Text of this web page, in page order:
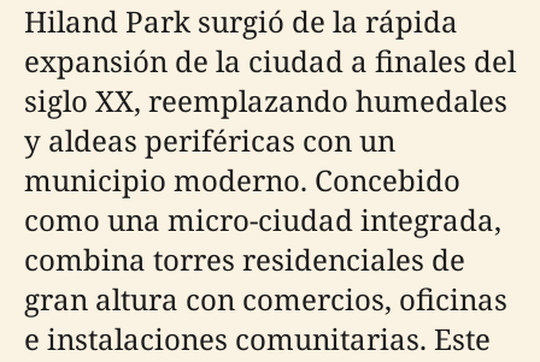
Hiland Park surgió de la rápida
expansión de la ciudad a finales del
siglo XX, reemplazando humedales
y aldeas periféricas con un
municipio moderno. Concebido
como una micro-ciudad integrada,
combina torres residenciales de
gran altura con comercios, oficinas
e instalaciones comunitarias. Este